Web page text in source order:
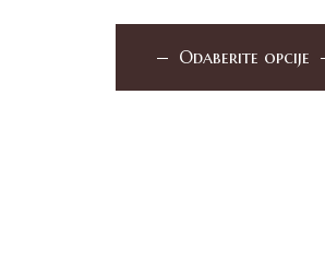
Odaberite opcije